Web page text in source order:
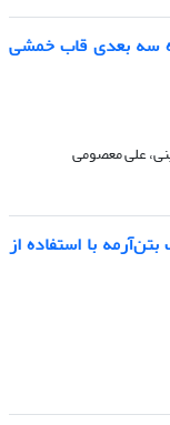
سه بعدی قاب خمشی
علی معصومی
با استفاده از